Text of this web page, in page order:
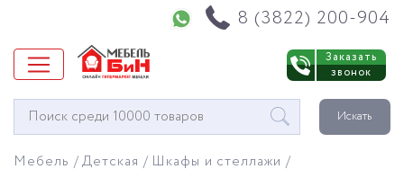
8 (3822) 200-904
Заказать
звонок
Окно
поиска
Искать
Мебель Детская
Шкафы и стеллажи